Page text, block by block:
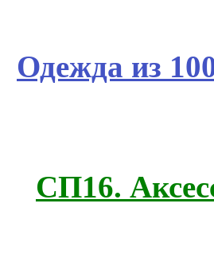
Одежда из
СП16.